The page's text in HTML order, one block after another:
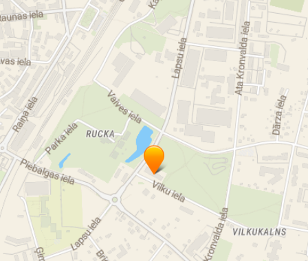
wsc sia darba drošība cēsīs
wsc sia darba apģērbi cēsīs cenas
darba apģērbi
ziemas darba apģērbi
kvalitatīvi darba apģērbi
darba aizsardzības apģērbs
darba apģērbi un apavi